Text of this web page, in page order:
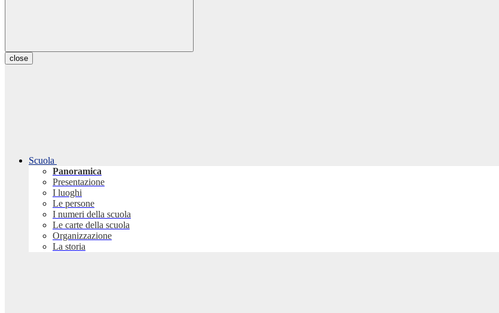
close
Scuola
Panoramica
Presentazione
I luoghi
Le persone
I numeri della scuola
Le carte della scuola
Organizzazione
La storia